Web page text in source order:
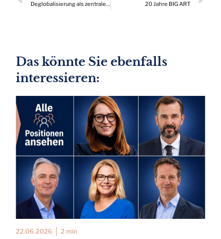
Deglobalisierung als zentraler Risikofaktor der Immobilienbranche 20 Jahre BIG ART
Das könnte Sie ebenfalls
interessieren:
22.06.2026 2 min